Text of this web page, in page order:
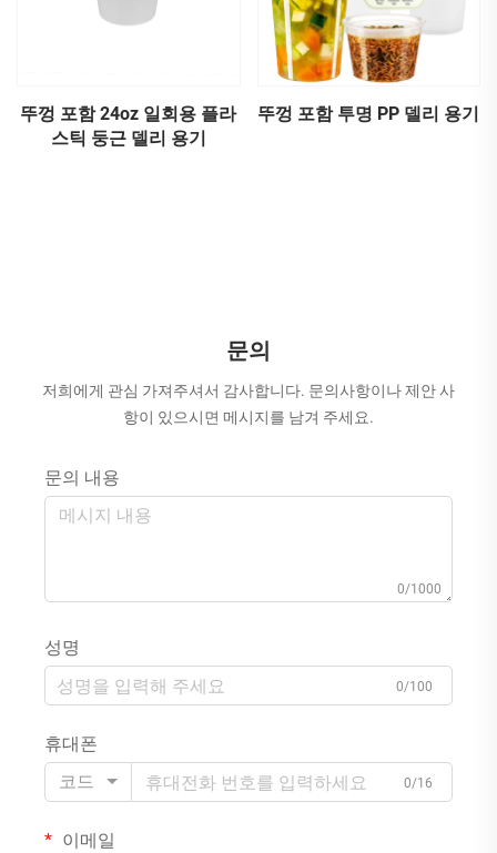
뚜껑 포함 24oz 일회용 플라
스틱 둥근 델리 용기
뚜껑 포함 투명 PP 델리 용기
문의
저희에게 관심 가져주셔서 감사합니다. 문의사항이나 제안 사
항이 있으시면 메시지를 남겨 주세요.
문의 내용
0/1000
성명
0/100
휴대폰
코드
0/16
이메일